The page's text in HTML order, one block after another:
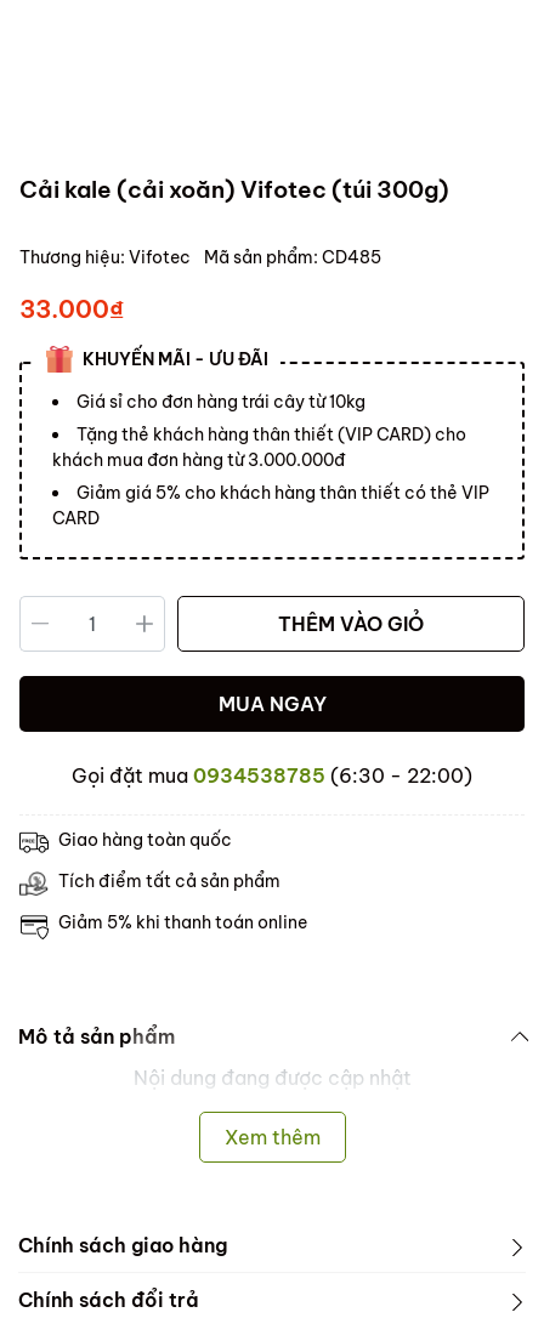
Cải kale (cải xoăn) Vifotec (túi 300g)
Thương hiệu: Vifotec Mã sản phẩm: CD485
33.000₫
KHUYẾN MÃI - ƯU ĐÃI
Giá sỉ cho đơn hàng trái cây từ 10kg
Tặng thẻ khách hàng thân thiết (VIP CARD) cho
khách mua đơn hàng từ 3.000.000đ
Giảm giá 5% cho khách hàng thân thiết có thẻ VIP
CARD
THÊM VÀO GIỎ
MUA NGAY
Gọi đặt mua 0934538785 (6:30 - 22:00)
Giao hàng toàn quốc
Tích điểm tất cả sản phẩm
Giảm 5% khi thanh toán online
Mô tả sản phẩm
Nội dung đang được cập nhật
Xem thêm
Chính sách giao hàng
Dưới đây là các thông tin về Chính sách bảo mật -
Chính sách đổi trả